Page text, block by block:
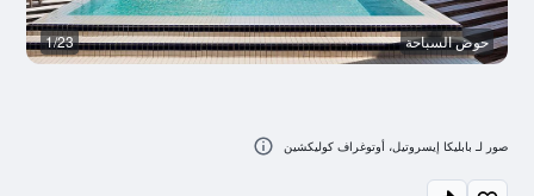
حوض السباحة 1/23
صور لـ بابليكا إيسروتيل، أوتوغراف كوليكشين